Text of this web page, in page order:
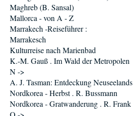
Maghreb (B. Sansal)
Mallorca - von A - Z
Marrakech -Reiseführer :
Marrakesch
Kulturreise nach Marienbad
K.-M. Gauß . Im Wald der Metropolen
N ->
A. J. Tasman: Entdeckung Neuseelands
Nordkorea - Herbst . R. Bussmann
Nordkorea - Gratwanderung . R. Frank